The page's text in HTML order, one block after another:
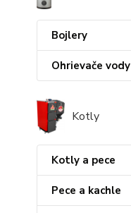
Bojlery
Ohrievače vody
Kotly
Kotly a pece
Pece a kachle